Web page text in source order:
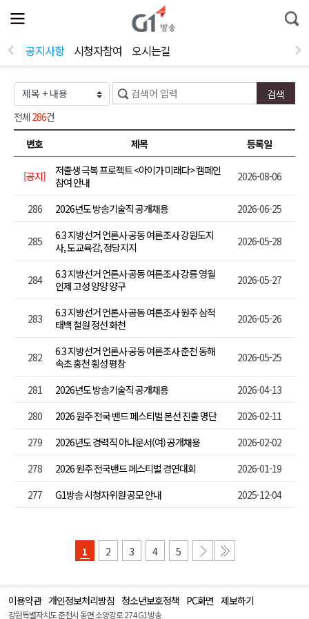
전
체
뉴
열
통
합
공지사항 시청자참여 오시는길
전체 286건
번호
제목 등록일
[공지]
저출생 극복 프로젝트 <아이가 미래다> 캠페인
참여 안내
2026-08-06
286 2026년도 방송기술직 공개채용 2026-06-25
285
6.3 지방선거 언론사 공동 여론조사 강원도지
사, 도교육감, 정당지지
2026-05-28
284
6.3 지방선거 언론사 공동 여론조사 강릉 영월
인제 고성 양양 양구
2026-05-27
283
6.3 지방선거 언론사 공동 여론조사 원주 삼척
태백 철원 정선 화천
2026-05-26
282
6.3 지방선거 언론사 공동 여론조사 춘천 동해
속초 홍천 횡성 평창
2026-05-25
281 2026년도 방송기술직 공개채용
2026-04-13
280
2026 원주 전국 밴드 페스티벌 본선 진출 명단
2026-02-11
279
2026년도 경력직 아나운서(여) 공개채용
2026-02-02
278
2026 원주 전국밴드 페스티벌 경연대회
2026-01-19
277
G1방송 시청자위원 공모 안내 2025-12-04
1 2 3 4 5
이용약관 개인정보처리방침 청소년보호정책 PC화면 제보하기
강원특별자치도 춘천시 동면 소양강로 274 G1방송